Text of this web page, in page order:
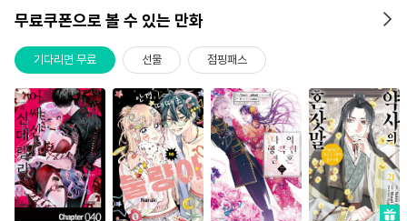
무료쿠폰으로 볼 수 있는 만화
기다리면 무료 선물 점핑패스